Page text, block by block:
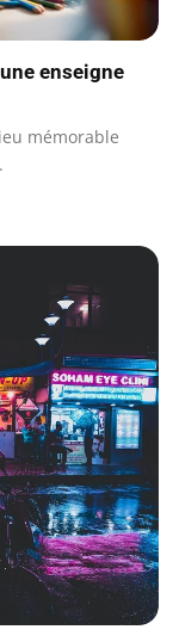
enseigne
mémorable